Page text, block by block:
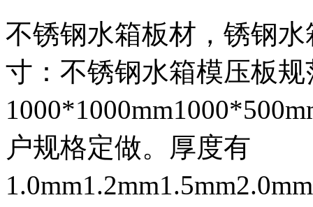
不锈钢水箱板材，锈钢
寸：不锈钢水箱模压板
户规格定做。厚度有